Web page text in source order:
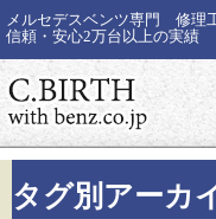
メルセデスベンツ専門 修
信頼・安心2万台以上の実績
タグ別アーカ